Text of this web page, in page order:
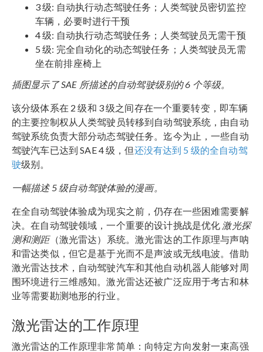
3 级: 自动执行动态驾驶任务；人类驾驶员密切监控
车辆，必要时进行干预
4 级: 自动执行动态驾驶任务；人类驾驶员无需干预
5 级: 完全自动化的动态驾驶任务；人类驾驶员无需
坐在前排座椅上
插图显示了 SAE 所描述的自动驾驶级别的 6 个等级。
该分级体系在 2 级和 3 级之间存在一个重要转变，即车辆
的主要控制权从人类驾驶员转移到自动驾驶系统，由自动
驾驶系统负责大部分动态驾驶任务。迄今为止，一些自动
驾驶汽车已达到 SAE 4 级，但还没有达到 5 级的全自动驾
驶级别。
一幅描述 5 级自动驾驶体验的漫画。
在全自动驾驶体验成为现实之前，仍存在一些困难需要解
决。在自动驾驶领域，一个重要的设计挑战是优化 激光探
测和测距（激光雷达）系统。激光雷达的工作原理与声呐
和雷达类似，但它是基于光而不是声波或无线电波。借助
激光雷达技术，自动驾驶汽车和其他自动机器人能够对周
围环境进行三维感知。激光雷达还被广泛应用于考古和林
业等需要勘测地形的行业。
激光雷达的工作原理
激光雷达的工作原理非常简单：向特定方向发射一束高强